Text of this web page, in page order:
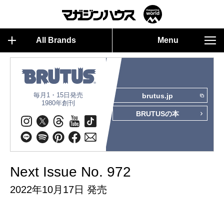
All Brands Menu
毎月1・15日発売
1980年創刊
brutus.jp
BRUTUSの本
Next Issue No. 972
2022年10月17日 発売